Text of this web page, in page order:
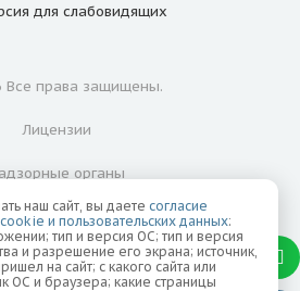
для слабовидящих
Все права защищены.
Лицензии
органы
конфиденциальности
персональных данных
наш сайт, вы даете согласие
и пользовательских данных:
тип и версия ОС; тип и версия
и разрешение его экрана; источник,
на сайт; с какого сайта или
ОС и браузера; какие страницы